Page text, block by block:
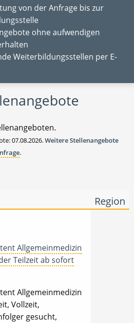
von der Anfrage bis zur
ohne aufwendigen
Weiterbildungsstellen per E-
07.08.2026.Weitere Stellenangebote
.
Region
Allgemeinmedizin
Teilzeit ab sofort
Allgemeinmedizin
Vollzeit,
gesucht,